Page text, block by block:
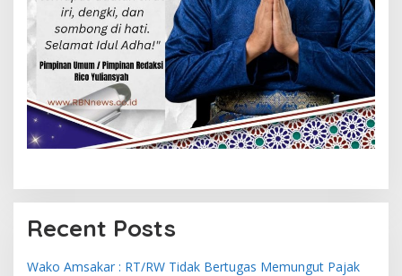
Recent Posts
Wako Amsakar : RT/RW Tidak Bertugas Memungut Pajak